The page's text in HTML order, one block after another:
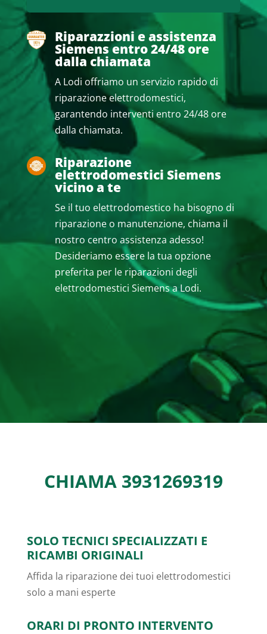
Riparazzioni e assistenza
Siemens entro 24/48 ore
dalla chiamata
A Lodi offriamo un servizio rapido di
riparazione elettrodomestici,
garantendo interventi entro 24/48 ore
dalla chiamata.
Riparazione
elettrodomestici Siemens
vicino a te
Se il tuo elettrodomestico ha bisogno di
riparazione o manutenzione, chiama il
nostro centro assistenza adesso!
Desideriamo essere la tua opzione
preferita per le riparazioni degli
elettrodomestici Siemens a Lodi.
CHIAMA 3931269319
SOLO TECNICI SPECIALIZZATI E
RICAMBI ORIGINALI
Affida la riparazione dei tuoi elettrodomestici
solo a mani esperte
ORARI DI PRONTO INTERVENTO